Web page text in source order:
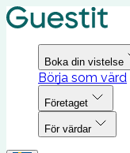
Boka din vistelse
Börja som värd
Företaget
För värdar